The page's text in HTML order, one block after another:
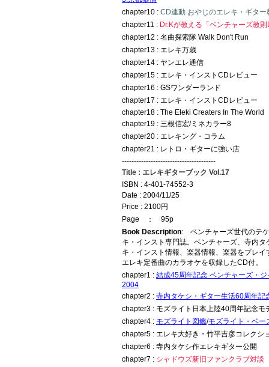
chapter10 : CD連動 おやじのエレキ・ギター
chapter11 : Dr.Kが教える「ベンチャーズ教
chapter12 : 名曲探索隊 Walk Don't Run
chapter13 : エレキ万歳
chapter14 : ヤンエレ通信
chapter15 : エレキ・インストCDレビュー
chapter16 : GSワンダーランド
chapter17 : エレキ・インストCDレビュー
chapter18 : The Eleki Creaters In The World
chapter19 : 三根信宏/ミネカラー8
chapter20 : エレキング・コラム
chapter21 : レトロ・ギターに強い店
---------------------------------------
Title : エレキギターブック Vol.17
ISBN : 4-401-74552-3
Date : 2004/11/25
Price : 2100円
Page ： 95p
Book Description: ベンチャーズ世代のテ
キ・インスト専門誌。ベンチャーズ、寺内タ
キ・インスト情報、楽器情報、楽器をプレイ
エレキ定番曲のカラオケを収録したCD付。
chapter1 : 結成45周年記念 ベンチャーズ・
2004
chapter2 : 寺内タケシ・ギター生活60周年記
chapter3 : モズライト日本上陸40周年記念モ
chapter4 : モズライト図鑑/モズライト・ベー
chapter5 : エレキ大好き・竹平吉彦コレクシ
chapter6 : 寺内タケシ作エレキギター公開
chapter7 : シャドウズ新旧ファンクラブ対談